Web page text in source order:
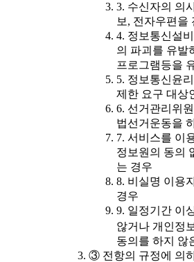
3. 수신자의 의
보, 전자우편을
4. 정보통신설
의 파괴를 유발
프로그램등을
5. 정보통신윤
제한 요구 대상
6. 선거관리위
법선거운동을
7. 서비스를 이
정보원의 동의
는 경우
8. 비실명 이용
경우
9. 일정기간 이
않거나 개인정
동의를 하지 않
③ 전항의 규정에 의